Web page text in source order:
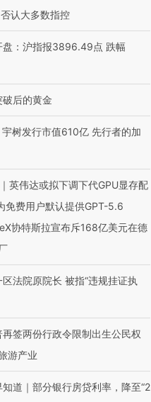
认大多数指控
盘：沪指报3896.49点 跌幅
破后的黄金
树发行市值610亿 先行者的加
英伟达或拟下调下代GPU显存配
免费用户默认提供GPT-5.6
协特斯拉宣布斥168亿美元在德
区法院原院长 被指“违规挂证执
再签两份行政令限制出生公民权
游产业
知道｜部分银行房贷利率，降至“2